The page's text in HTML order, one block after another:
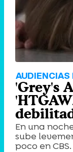
AUDIENCIAS
'Grey's
En una
sube
poco en CBS.